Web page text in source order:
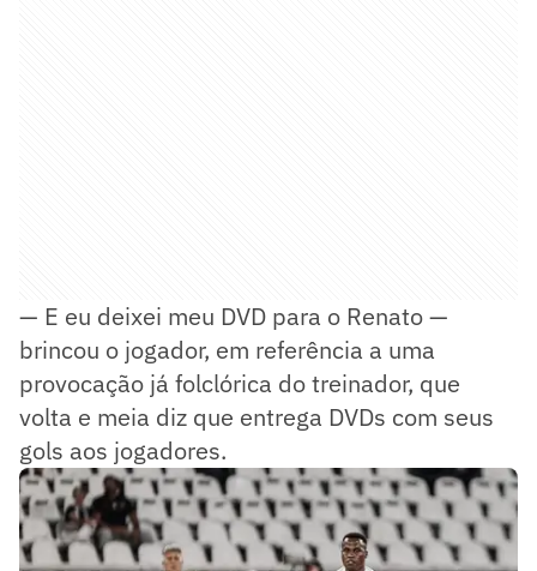
— E eu deixei meu DVD para o Renato —
brincou o jogador, em referência a uma
provocação já folclórica do treinador, que
volta e meia diz que entrega DVDs com seus
gols aos jogadores.